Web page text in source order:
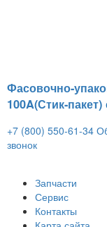
Фасовочно-
100A(Стик-
+7 (800) 550-61-34
звонок
Запчасти
Сервис
Контакты